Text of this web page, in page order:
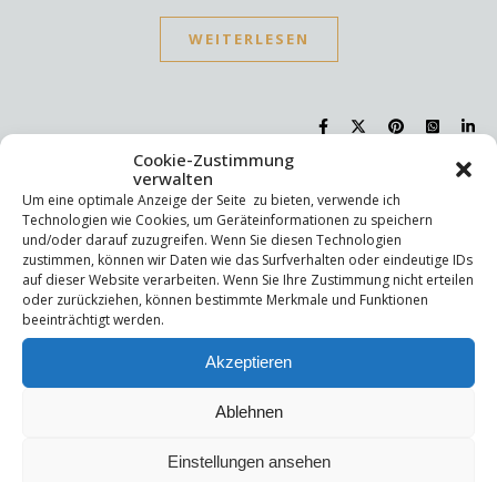
Cookie-Zustimmung
verwalten
Um eine optimale Anzeige der Seite zu bieten, verwende ich
Technologien wie Cookies, um Geräteinformationen zu speichern
und/oder darauf zuzugreifen. Wenn Sie diesen Technologien
zustimmen, können wir Daten wie das Surfverhalten oder eindeutige IDs
auf dieser Website verarbeiten. Wenn Sie Ihre Zustimmung nicht erteilen
oder zurückziehen, können bestimmte Merkmale und Funktionen
beeinträchtigt werden.
Akzeptieren
Ablehnen
Einstellungen ansehen
WEITERLESEN
Suchen
Letzte Beiträge
Die Mentale Sicherheitsarchitektur
Wettbewerbsfähigkeit